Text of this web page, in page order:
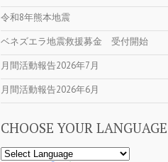
令和8年熊本地震
ベネズエラ地震救援募金 受付開始
月間活動報告2026年7月
月間活動報告2026年6月
CHOOSE YOUR LANGUAGE